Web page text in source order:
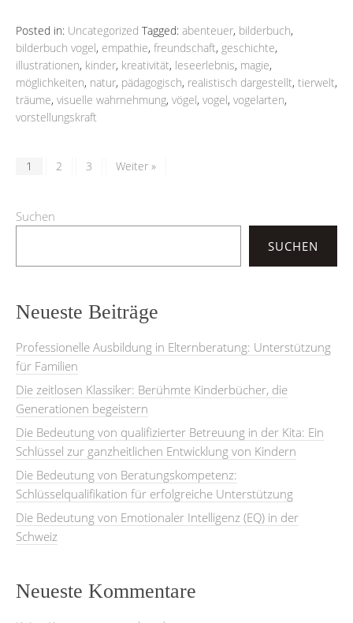
Posted in: Uncategorized Tagged: abenteuer, bilderbuch,
bilderbuch vogel, empathie, freundschaft, geschichte,
illustrationen, kinder, kreativität, leseerlebnis, magie,
möglichkeiten, natur, pädagogisch, realistisch dargestellt, tierwelt,
träume, visuelle wahrnehmung, vögel, vogel, vogelarten,
vorstellungskraft
1 2 3 Weiter »
Suchen
SUCHEN
Neueste Beiträge
Professionelle Ausbildung in Elternberatung: Unterstützung
für Familien
Die zeitlosen Klassiker: Berühmte Kinderbücher, die
Generationen begeistern
Die Bedeutung von qualifizierter Betreuung in der Kita: Ein
Schlüssel zur ganzheitlichen Entwicklung von Kindern
Die Bedeutung von Beratungskompetenz:
Schlüsselqualifikation für erfolgreiche Unterstützung
Die Bedeutung von Emotionaler Intelligenz (EQ) in der
Schweiz
Neueste Kommentare